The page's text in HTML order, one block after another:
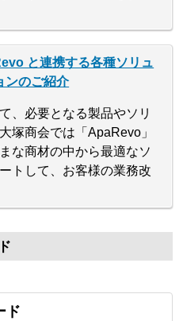
と連携する各種ソリュ
ンのご紹介
、必要となる製品やソリ
塚商会では「ApaRevo」
な商材の中から最適なソ
トして、お客様の業務改
ド